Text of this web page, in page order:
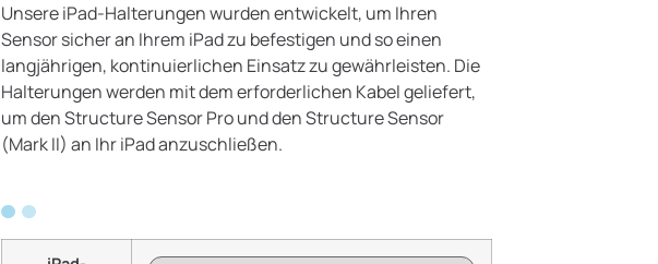
Unsere iPad-Halterungen wurden entwickelt, um Ihren
Sensor sicher an Ihrem iPad zu befestigen und so einen
langjährigen, kontinuierlichen Einsatz zu gewährleisten. Die
Halterungen werden mit dem erforderlichen Kabel geliefert,
um den Structure Sensor Pro und den Structure Sensor
(Mark II) an Ihr iPad anzuschließen.